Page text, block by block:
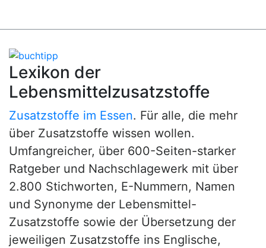
Lexikon der
Lebensmittelzusatzstoffe
Zusatzstoffe im Essen. Für alle, die mehr
über Zusatzstoffe wissen wollen.
Umfangreicher, über 600-Seiten-starker
Ratgeber und Nachschlagewerk mit über
2.800 Stichworten, E-Nummern, Namen
und Synonyme der Lebensmittel-
Zusatzstoffe sowie der Übersetzung der
jeweiligen Zusatzstoffe ins Englische,